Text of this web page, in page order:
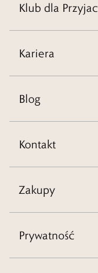
Klub dla
Kariera
Blog
Kontakt
Zakupy
Prywatność